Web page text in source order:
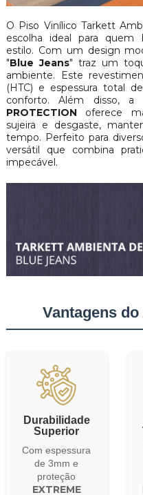
O Piso Vinílico Tarkett
escolha ideal para quem
estilo. Com um design
"Blue Jeans" traz um
ambiente. Este
(HTC) e espessura total
conforto. Além disso, a
PROTECTION oferece
sujeira e desgaste,
tempo. Perfeito para
versátil que combina
impecável.
Vantagens
Durabilidade
Superior
Com espessura
de 3mm e
proteção
EXTREME